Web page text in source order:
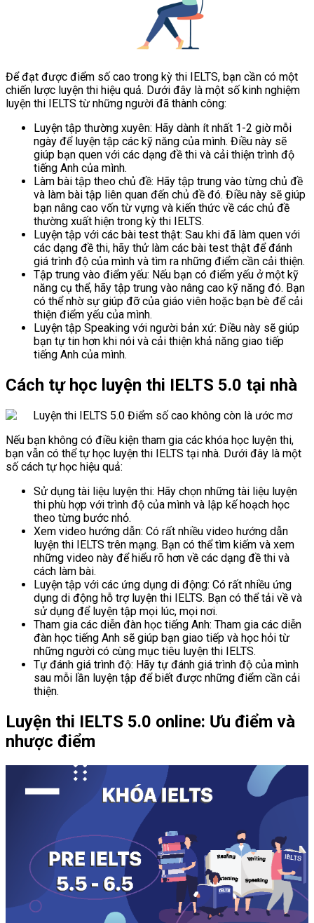
Để đạt được điểm số cao trong kỳ thi IELTS, bạn cần có một
chiến lược luyện thi hiệu quả. Dưới đây là một số kinh nghiệm
luyện thi IELTS từ những người đã thành công:
Luyện tập thường xuyên: Hãy dành ít nhất 1-2 giờ mỗi
ngày để luyện tập các kỹ năng của mình. Điều này sẽ
giúp bạn quen với các dạng đề thi và cải thiện trình độ
tiếng Anh của mình.
Làm bài tập theo chủ đề: Hãy tập trung vào từng chủ đề
và làm bài tập liên quan đến chủ đề đó. Điều này sẽ giúp
bạn nâng cao vốn từ vựng và kiến thức về các chủ đề
thường xuất hiện trong kỳ thi IELTS.
Luyện tập với các bài test thật: Sau khi đã làm quen với
các dạng đề thi, hãy thử làm các bài test thật để đánh
giá trình độ của mình và tìm ra những điểm cần cải thiện.
Tập trung vào điểm yếu: Nếu bạn có điểm yếu ở một kỹ
năng cụ thể, hãy tập trung vào nâng cao kỹ năng đó. Bạn
có thể nhờ sự giúp đỡ của giáo viên hoặc bạn bè để cải
thiện điểm yếu của mình.
Luyện tập Speaking với người bản xứ: Điều này sẽ giúp
bạn tự tin hơn khi nói và cải thiện khả năng giao tiếp
tiếng Anh của mình.
Cách tự học luyện thi IELTS 5.0 tại nhà
Nếu bạn không có điều kiện tham gia các khóa học luyện thi,
bạn vẫn có thể tự học luyện thi IELTS tại nhà. Dưới đây là một
số cách tự học hiệu quả:
Sử dụng tài liệu luyện thi: Hãy chọn những tài liệu luyện
thi phù hợp với trình độ của mình và lập kế hoạch học
theo từng bước nhỏ.
Xem video hướng dẫn: Có rất nhiều video hướng dẫn
luyện thi IELTS trên mạng. Bạn có thể tìm kiếm và xem
những video này để hiểu rõ hơn về các dạng đề thi và
cách làm bài.
Luyện tập với các ứng dụng di động: Có rất nhiều ứng
dụng di động hỗ trợ luyện thi IELTS. Bạn có thể tải về và
sử dụng để luyện tập mọi lúc, mọi nơi.
Tham gia các diễn đàn học tiếng Anh: Tham gia các diễn
đàn học tiếng Anh sẽ giúp bạn giao tiếp và học hỏi từ
những người có cùng mục tiêu luyện thi IELTS.
Tự đánh giá trình độ: Hãy tự đánh giá trình độ của mình
sau mỗi lần luyện tập để biết được những điểm cần cải
thiện.
Luyện thi IELTS 5.0 online: Ưu điểm và
nhược điểm